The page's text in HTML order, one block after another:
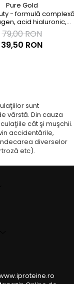
Pure Gold
- formulă
acid hialuronic,
condroitină, MSM
- Lichidare de stoc!
79,00 RON
39,50 RON
sunt
vârstă. Din cauza
cât şi muşchii.
accidentările,
diverselor
etc).